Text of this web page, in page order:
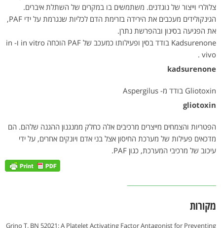
צלולרי וייצור של נוגדנים. משתמשים בו במקרים של השתלת איברים.
הגינקולידים מעכבים את הירידה בזרימת הדם לכליות שנגרמת על ידי PAF,
את הפגיעה בסינון ובהפרשת נתרן.
Kadsurenone בודד בסין ופעילותו כמעכב של PAF הוכחה in vitro ו- in
vivo .
kadsurenone
Gliotoxin בודד מ- Aspergilus
gliotoxin
הפטריות והצמחים מייצרים מרכיבים אלה כחלק ממנגנון ההגנה שלהם. הם
מדכאים פעילות של מערכת החיסון אצל בני אדם ויונקים אחרים, על ידי
עיכוב של מרכיבי המערכת, כגון PAF.
מקורות
Grino T. BN 52021: A Platelet Activating Factor Antagonist for Preventing